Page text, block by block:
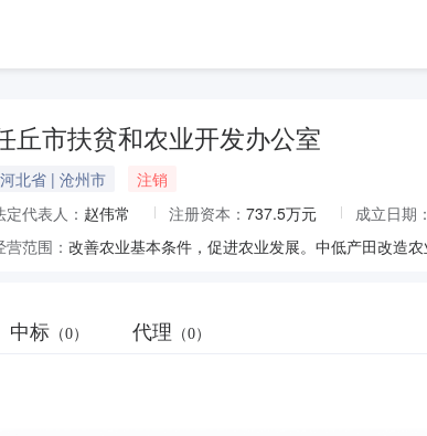
丘市扶贫和农业开发办公室
河北省 | 沧州市
注销
定代表人： 赵伟常 注册资本： 737.5万元 成立日期：
营范围：
中标 （0） 代理 （0）